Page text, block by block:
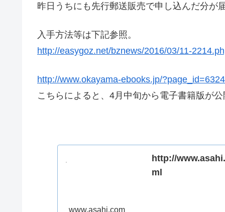
昨日うちにも先行郵送販売で申し込んだ分が
入手方法等は下記参照。
http://easygoz.net/bznews/2016/03/11-
http://www.okayama-ebooks.jp/?page_id=6324
こちらによると、4月中旬から電子書籍版が
http://
ml
www.asahi.com